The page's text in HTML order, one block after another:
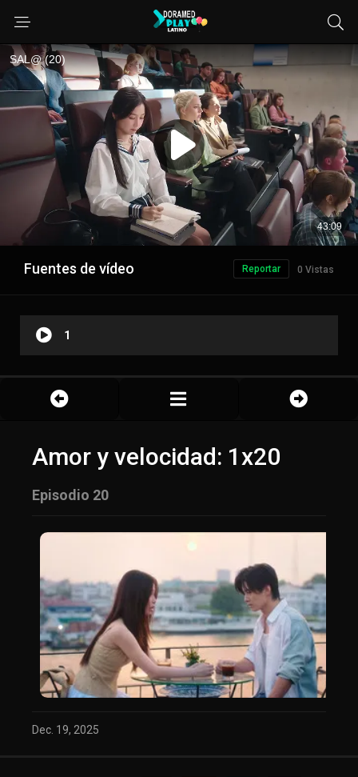
Fuentes de vídeo 0 Vistas
Reportar
1
Amor y velocidad: 1x20
Episodio 20
Dec. 19, 2025